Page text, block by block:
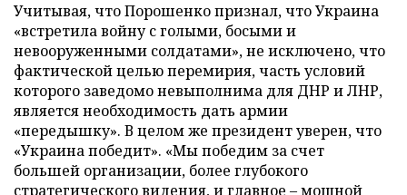
Учитывая, что Порошенко признал, что Украина
«встретила войну с голыми, босыми и
невооруженными солдатами», не исключено, что
фактической целью перемирия, часть условий
которого заведомо невыполнима для ДНР и ЛНР,
является необходимость дать армии
«передышку». В целом же президент уверен, что
«Украина победит». «Мы победим за счет
большей организации, более глубокого
стратегического видения, и главное – мощной